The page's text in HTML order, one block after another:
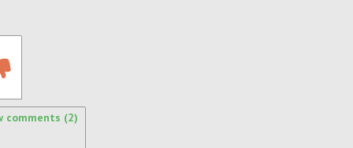
comments (2)